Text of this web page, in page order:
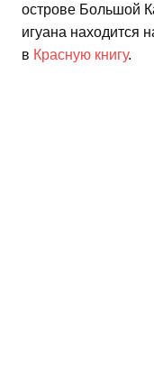
острове Большой
игуана находится
в Красную книгу.